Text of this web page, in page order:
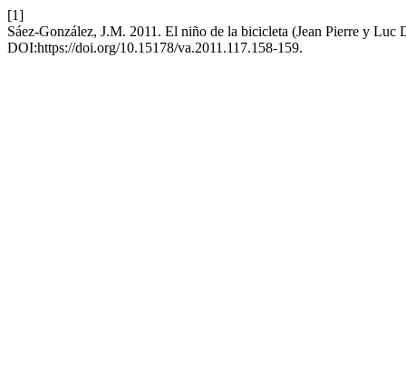
[1]
Sáez-González, J.M. 2011. El niño de la bicicleta (Jean Pierre y Luc
DOI:https://doi.org/10.15178/va.2011.117.158-159.